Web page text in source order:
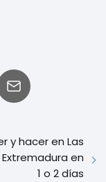
y hacer en Las
en
1 o 2 días